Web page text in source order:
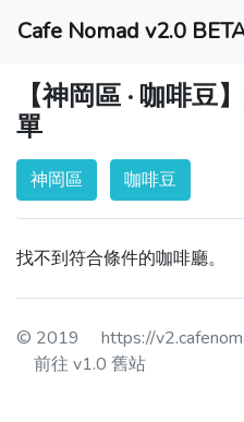
Cafe Nomad v2.0
【神岡區 · 咖啡豆
單
神岡區 咖啡豆
找不到符合條件的咖啡廳。
© 2019 https://
前往 v1.0 舊站